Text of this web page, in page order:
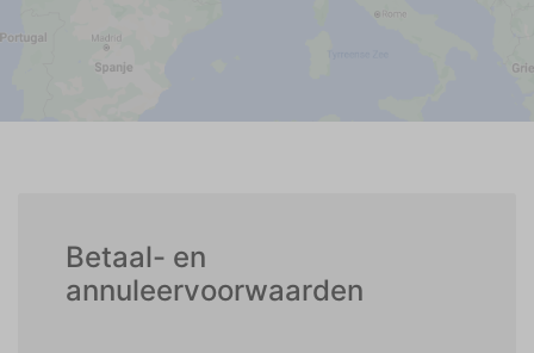
Betaal- en
annuleervoorwaarden